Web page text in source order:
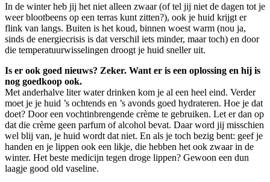
In de winter heb jij het niet alleen zwaar (of tel jij niet de dagen tot je
weer blootbeens op een terras kunt zitten?), ook je huid krijgt er
flink van langs. Buiten is het koud, binnen woest warm (nou ja,
sinds de energiecrisis is dat verschil iets minder, maar toch) en door
die temperatuurwisselingen droogt je huid sneller uit.
Is er ook goed nieuws? Zeker. Want er is een oplossing en hij is
nog goedkoop ook.
Met anderhalve liter water drinken kom je al een heel eind. Verder
moet je je huid ’s ochtends en ’s avonds goed hydrateren. Hoe je dat
doet? Door een vochtinbrengende crème te gebruiken. Let er dan op
dat die crème geen parfum of alcohol bevat. Daar word jij misschien
wel blij van, je huid wordt dat niet. En als je toch bezig bent: geef je
handen en je lippen ook een likje, die hebben het ook zwaar in de
winter. Het beste medicijn tegen droge lippen? Gewoon een dun
laagje good old vaseline.